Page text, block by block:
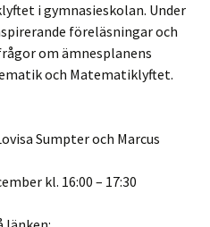
i gymnasieskolan. Under
föreläsningar och
om ämnesplanens
och Matematiklyftet.
Sumpter och Marcus
kl. 16:00 – 17:30